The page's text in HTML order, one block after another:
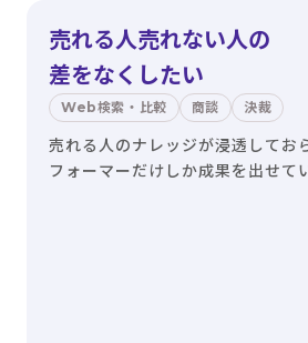
売れる人売れない人の
差をなくしたい
Web検索・比較 商談 決裁
売れる人のナレッジが浸透してお
フォーマーだけしか成果を出せて